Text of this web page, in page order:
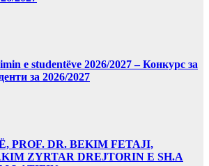
e studentëve 2026/2027 – Конкурс за
за 2026/2027
PROF. DR. BEKIM FETAJI,
ZYRTAR DREJTORIN E SH.A